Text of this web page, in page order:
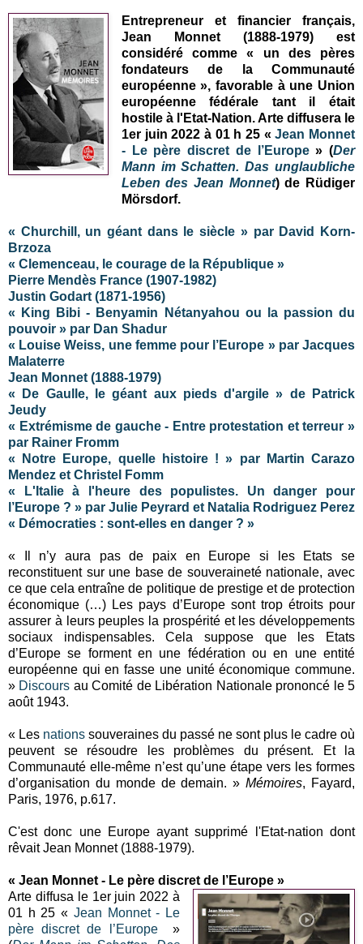
Entrepreneur et financier français,
Jean Monnet (1888-1979) est
considéré comme « un des pères
fondateurs de la Communauté
européenne », favorable à une Union
européenne fédérale tant il était
hostile à l'Etat-Nation. Arte diffusera le
1er juin 2022 à 01 h 25 «Jean Monnet
- Le père discret de l’Europe» (Der
Mann im Schatten. Das unglaubliche
Leben des Jean Monnet) de Rüdiger
Mörsdorf.
« Churchill, un géant dans le siècle » par David Korn-
Brzoza
« Clemenceau, le courage de la République »
Pierre Mendès France (1907-1982)
Justin Godart (1871-1956)
« King Bibi - Benyamin Nétanyahou ou la passion du
pouvoir » par Dan Shadur
« Louise Weiss, une femme pour l’Europe » par Jacques
Malaterre
Jean Monnet (1888-1979)
« De Gaulle, le géant aux pieds d'argile » de Patrick
Jeudy
« Extrémisme de gauche - Entre protestation et terreur »
par Rainer Fromm
« Notre Europe, quelle histoire ! » par Martin Carazo
Mendez et Christel Fomm
« L'Italie à l'heure des populistes. Un danger pour
l’Europe ? » par Julie Peyrard et Natalia Rodriguez Perez
« Démocraties : sont-elles en danger ? »
« Il n’y aura pas de paix en Europe si les Etats se
reconstituent sur une base de souveraineté nationale, avec
ce que cela entraîne de politique de prestige et de protection
économique (…) Les pays d’Europe sont trop étroits pour
assurer à leurs peuples la prospérité et les développements
sociaux indispensables. Cela suppose que les Etats
d’Europe se forment en une fédération ou en une entité
européenne qui en fasse une unité économique commune.
» Discours au Comité de Libération Nationale prononcé le 5
août 1943.
« Les nations souveraines du passé ne sont plus le cadre où
peuvent se résoudre les problèmes du présent. Et la
Communauté elle-même n’est qu’une étape vers les formes
d’organisation du monde de demain. »Mémoires, Fayard,
Paris, 1976, p.617.
C'est donc une Europe ayant supprimé l'Etat-nation dont
rêvait Jean Monnet (1888-1979).
« Jean Monnet - Le père discret de l’Europe »
Arte diffusa le 1er juin 2022 à
01 h 25 « Jean Monnet - Le
père discret de l’Europe»